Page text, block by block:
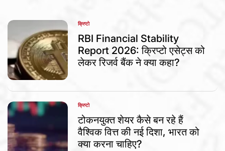
POSTED
IN
क्रिप्टो
RBI Financial Stability
Report 2026: क्रिप्टो एसेट्स को
लेकर रिजर्व बैंक ने क्या कहा?
POSTED
IN
क्रिप्टो
टोकनयुक्त शेयर कैसे बन रहे हैं
वैश्विक वित्त की नई दिशा, भारत को
क्या करना चाहिए?